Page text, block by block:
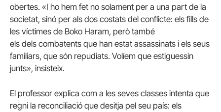
obertes. «I ho hem fet no solament per a una part de la
societat, sinó per als dos costats del conflicte: els fills de
les víctimes de Boko Haram, però també
els dels combatents que han estat assassinats i els seus
familiars, que són repudiats. Volíem que estiguessin
junts», insisteix.
El professor explica com a les seves classes intenta que
regni la reconciliació que desitja pel seu país: els